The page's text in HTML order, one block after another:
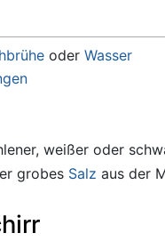
oder Wasser
weißer oder
grobes Salz aus der